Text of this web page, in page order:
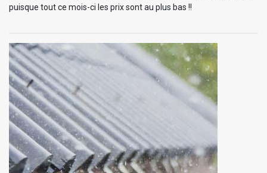
puisque tout ce mois-ci les prix sont au plus bas !!